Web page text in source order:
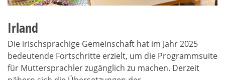
Irland
Die irischsprachige Gemeinschaft hat im Jahr 2025
bedeutende Fortschritte erzielt, um die Programmsuite
für Muttersprachler zugänglich zu machen. Derzeit